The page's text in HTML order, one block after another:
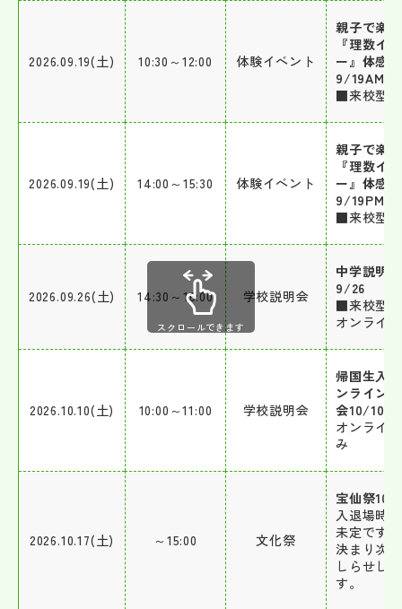
2026.09.19(土) 10:30～12:00 体験イベント
親子で楽
『理数イ
ー』体感
9/19AM
■来校型
2026.09.19(土) 14:00～15:30 体験イベント
親子で楽
『理数イ
ー』体感
9/19PM
■来校型
2026.09.26(土) 14:30～16:00 学校説明会
中学説明会
9/26
■来校型
オンライ
2026.10.10(土) 10:00～11:00 学校説明会
帰国生入
ンライン
会10/10
オンライ
み
2026.10.17(土) ～15:00 文化祭
宝仙祭10/
入退場時
未定です。
決まり次
しらせしま
す。
スクロールできます